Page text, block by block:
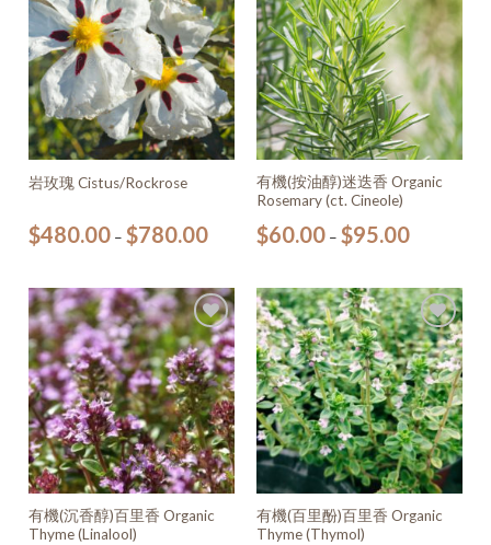
加入
願望
清單
岩玫瑰 Cistus/Rockrose
$480.00 – $780.00
加入
願望
清單
有機(按油醇)迷迭香 Organic
Rosemary (ct. Cineole)
$60.00– $95.00
加入
願望
清單
有機(沉香醇)百里香 Organic
Thyme (Linalool)
加入
願望
清單
有機(百里酚)百里香 Organic
Thyme (Thymol)